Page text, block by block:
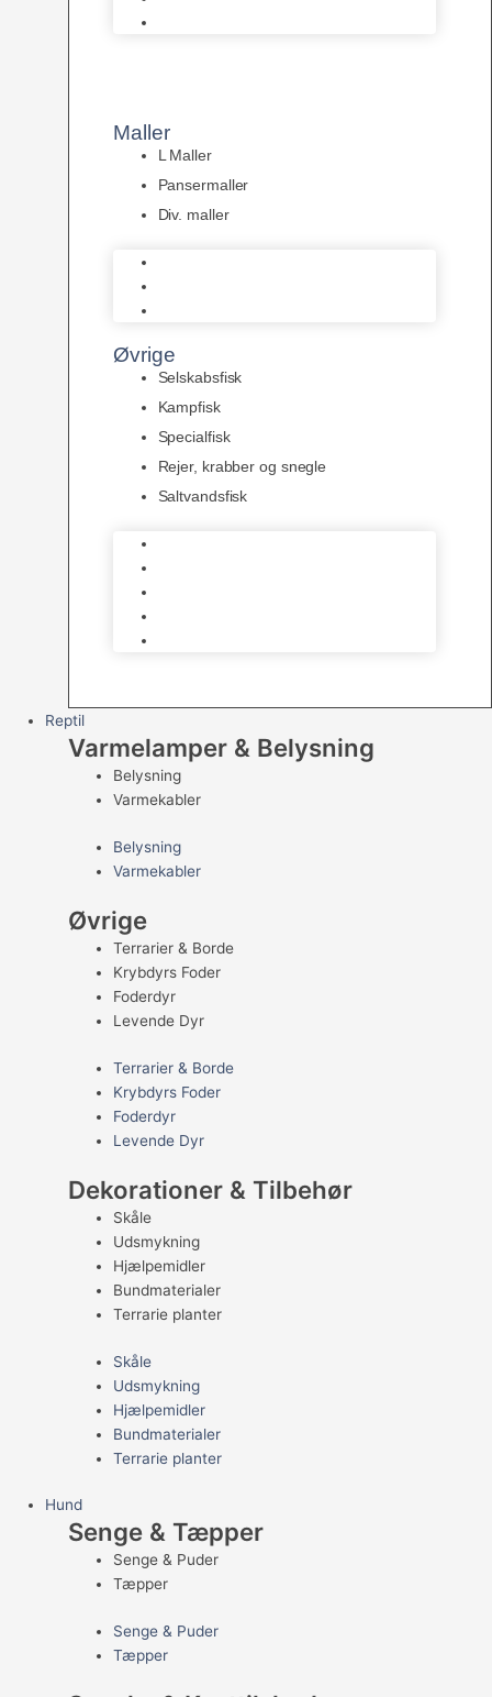
Maller
L Maller
Pansermaller
Div. maller
Øvrige
Selskabsfisk
Kampfisk
Specialfisk
Rejer, krabber og snegle
Saltvandsfisk
Reptil
Varmelamper & Belysning
Belysning
Varmekabler
Belysning
Varmekabler
Øvrige
Terrarier & Borde
Krybdyrs Foder
Foderdyr
Levende Dyr
Terrarier & Borde
Krybdyrs Foder
Foderdyr
Levende Dyr
Dekorationer & Tilbehør
Skåle
Udsmykning
Hjælpemidler
Bundmaterialer
Terrarie planter
Skåle
Udsmykning
Hjælpemidler
Bundmaterialer
Terrarie planter
Hund
Senge & Tæpper
Senge & Puder
Tæpper
Senge & Puder
Tæpper